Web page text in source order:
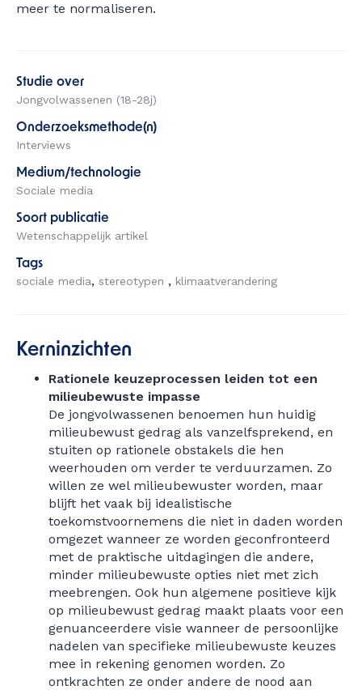
meer te normaliseren.
Studie over
Jongvolwassenen (18-28j)
Onderzoeksmethode(n)
Interviews
Medium/technologie
Sociale media
Soort publicatie
Wetenschappelijk artikel
Tags
sociale media
stereotypen klimaatverandering
Kerninzichten
Rationele keuzeprocessen leiden tot een
milieubewuste impasse
De jongvolwassenen benoemen hun huidig
milieubewust gedrag als vanzelfsprekend, en
stuiten op rationele obstakels die hen
weerhouden om verder te verduurzamen. Zo
willen ze wel milieubewuster worden, maar
blijft het vaak bij idealistische
toekomstvoornemens die niet in daden worden
omgezet wanneer ze worden geconfronteerd
met de praktische uitdagingen die andere,
minder milieubewuste opties niet met zich
meebrengen. Ook hun algemene positieve kijk
op milieubewust gedrag maakt plaats voor een
genuanceerdere visie wanneer de persoonlijke
nadelen van specifieke milieubewuste keuzes
mee in rekening genomen worden. Zo
ontkrachten ze onder andere de nood aan